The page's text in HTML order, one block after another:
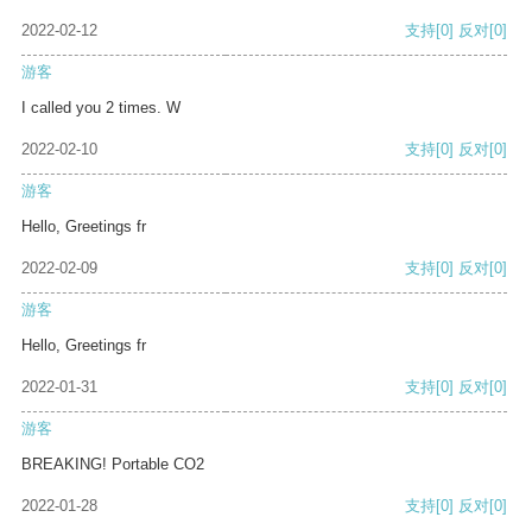
2022-02-12 支持[0] 反对[0]
游客
I called you 2 times. W
2022-02-10 支持[0] 反对[0]
游客
Hello, Greetings fr
2022-02-09 支持[0] 反对[0]
游客
Hello, Greetings fr
2022-01-31 支持[0] 反对[0]
游客
BREAKING! Portable CO2
2022-01-28 支持[0] 反对[0]